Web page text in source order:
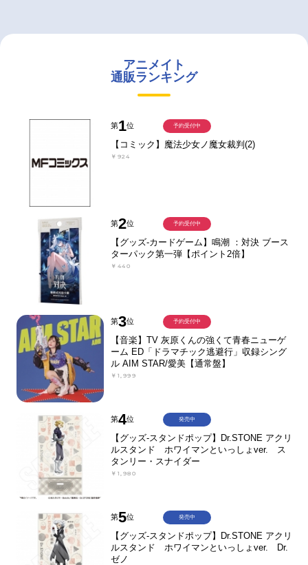
アニメイト
通販ランキング
第1位
【コミック】魔法少女ノ魔女裁判(2)
￥924
予約受付中
第2位
【グッズ-カードゲーム】鳴潮 ：対決 ブース
ターパック第一弾【ポイント2倍】
￥440
予約受付中
第3位
【音楽】TV 灰原くんの強くて青春ニューゲ
ーム ED「ドラマチック逃避行」収録シング
ル AIM STAR/愛美【通常盤】
￥1,999
予約受付中
第4位
【グッズ-スタンドポップ】Dr.STONE アクリ
ルスタンド ホワイマンといっしょver. ス
タンリー・スナイダー
￥1,980
発売中
第5位
【グッズ-スタンドポップ】Dr.STONE アクリ
ルスタンド ホワイマンといっしょver. Dr.
ゼノ
発売中